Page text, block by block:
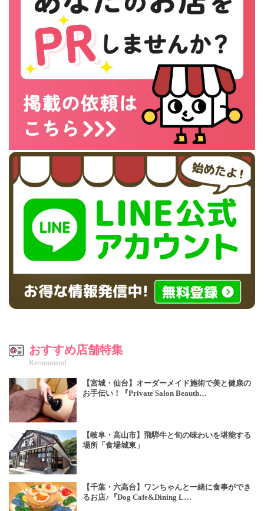
おすすめ店舗特集
Recommend
【宮城・仙台】オーダーメイド施術で美と健康の
お手伝い！『Private Salon Beauth…
【岐阜・高山市】飛騨牛と旬の味わいを堪能する
場所「食場城東」
【千葉・六高台】ワンちゃんと一緒に食事ができ
るお店♪『Dog Cafe&Dining L…